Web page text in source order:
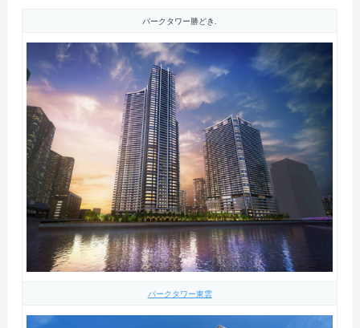
パークタワー勝どき.
パークタワー東雲